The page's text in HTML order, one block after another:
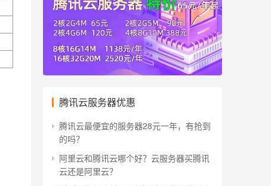
腾讯云服务器优惠
腾讯云最便宜的服务器28元一年，有抢到
的吗？
阿里云和腾讯云哪个好？云服务器买腾讯
云还是阿里云？